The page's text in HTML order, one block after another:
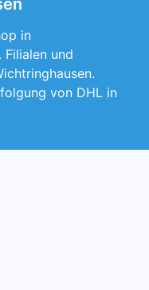
in
Filialen und
von DHL in